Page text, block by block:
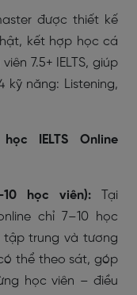
được thiết kế
kết hợp học cá
7.5+ IELTS, giúp
kỹ năng: Listening,
IELTS Online
học viên):
Tại
chỉ 7–10 học
trung và tương
thể theo sát, góp
học viên – điều